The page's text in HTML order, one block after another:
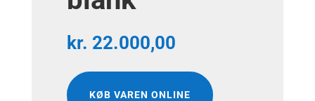
kr. 22.000,00
KØB VAREN ONLINE